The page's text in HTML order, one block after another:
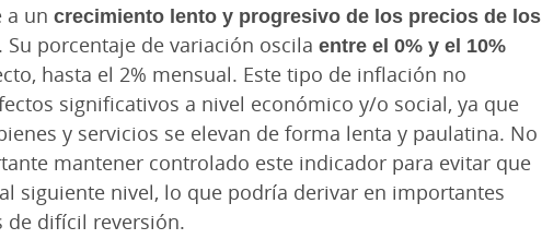
a un crecimiento lento y progresivo de los precios de los
. Su porcentaje de variación oscila entre el 0% y el 10%
hasta el 2% mensual. Este tipo de inflación no
significativos a nivel económico y/o social, ya que
y servicios se elevan de forma lenta y paulatina. No
mantener controlado este indicador para evitar que
siguiente nivel, lo que podría derivar en importantes
de difícil reversión.